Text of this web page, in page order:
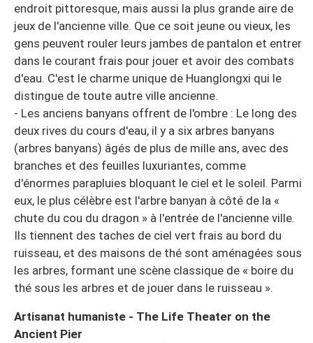
endroit pittoresque, mais aussi la plus grande aire de
jeux de l'ancienne ville. Que ce soit jeune ou vieux, les
gens peuvent rouler leurs jambes de pantalon et entrer
dans le courant frais pour jouer et avoir des combats
d'eau. C'est le charme unique de Huanglongxi qui le
distingue de toute autre ville ancienne.
- Les anciens banyans offrent de l'ombre : Le long des
deux rives du cours d'eau, il y a six arbres banyans
(arbres banyans) âgés de plus de mille ans, avec des
branches et des feuilles luxuriantes, comme
d'énormes parapluies bloquant le ciel et le soleil. Parmi
eux, le plus célèbre est l'arbre banyan à côté de la «
chute du cou du dragon » à l'entrée de l'ancienne ville.
Ils tiennent des taches de ciel vert frais au bord du
ruisseau, et des maisons de thé sont aménagées sous
les arbres, formant une scène classique de « boire du
thé sous les arbres et de jouer dans le ruisseau ».
Artisanat humaniste - The Life Theater on the
Ancient Pier